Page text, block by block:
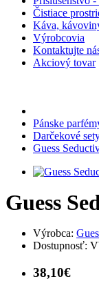
Čistiace
Káva,
Výrobcovia
Kontaktujte
Akciový tovar
Pánske
Darčekové
Guess
Guess
Výrobca:
Dostupnosť:
38,10€